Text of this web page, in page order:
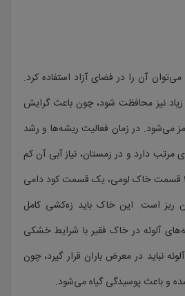
آن را در فضای آزاد استفاده کرد.
زیاد نیز محافظت شود، چون باعث گرایش
می‌شود. در زمان فعالیت ریشه‌ها و رشد
مرتب دارد و در زمستان، نیاز آبی آن کم
می‌شود. خاک مناسب آن ۳ قسمت خاک لومی، یک قسمت کود دامی
است. این خاک باید زه‌کشی کامل
آلوئه در خاک فقیر با شرایط خشکی
نباید در معرض باران قرار گیرد، چون
و باعث پوسیدگی گیاه می‌شود.